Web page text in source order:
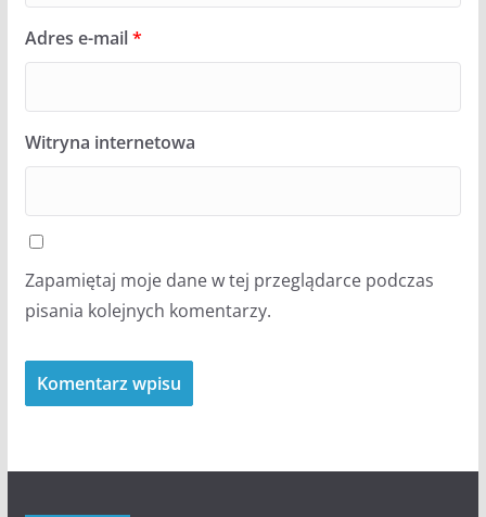
Adres e-mail*
Witryna internetowa
Zapamiętaj moje dane w tej przeglądarce podczas
pisania kolejnych komentarzy.